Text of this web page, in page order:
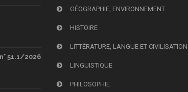
51.1/2026
GÉOGRAPHIE, ENVIRONNEMENT
HISTOIRE
LITTÉRATURE, LANGUE ET CIVILISATION
LINGUISTIQUE
PHILOSOPHIE